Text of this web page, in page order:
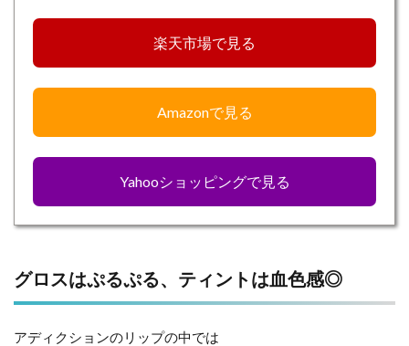
楽天市場で見る
Amazonで見る
Yahooショッピングで見る
グロスはぷるぷる、ティントは血色感◎
アディクションのリップの中では